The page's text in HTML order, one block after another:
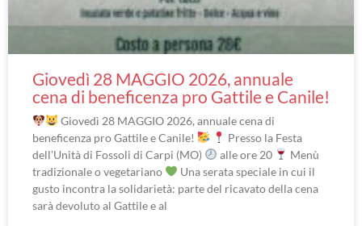
Giovedì 28 MAGGIO 2026, annuale
cena di beneficenza pro Gattile e Canile!
Giovedì 28 MAGGIO 2026, annuale cena di
beneficenza pro Gattile e Canile!
Presso la Festa
dell’Unità di Fossoli di Carpi (MO)
alle ore 20
Menù
tradizionale o vegetariano
Una serata speciale in cui il
gusto incontra la solidarietà: parte del ricavato della cena
sarà devoluto al Gattile e al